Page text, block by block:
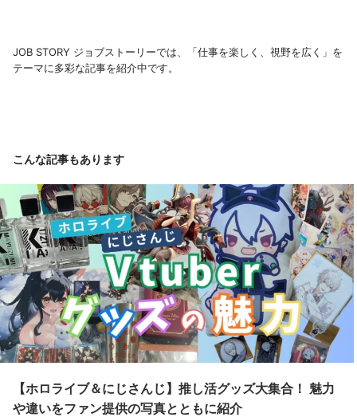
JOB STORY ジョブストーリーでは、「仕事を楽しく、視野を広く」を
テーマに多彩な記事を紹介中です。
こんな記事もあります
【ホロライブ＆にじさんじ】推し活グッズ大集合！ 魅力
や違いをファン提供の写真とともに紹介